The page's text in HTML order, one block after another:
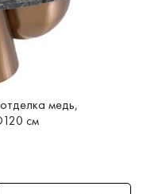
медь,
см